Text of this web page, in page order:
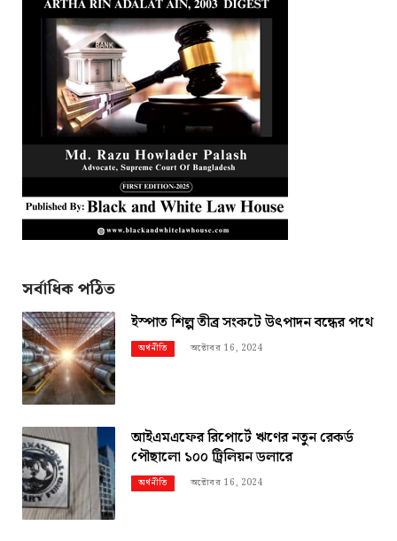
সর্বাধিক পঠিত
ইস্পাত শিল্প তীব্র সংকটে উৎপাদন বন্ধের পথে
অর্থনীতি অক্টোবর 16, 2024
আইএমএফের রিপোর্টে ঋণের নতুন রেকর্ড
পৌছালো ১০০ ট্রিলিয়ন ডলারে
অর্থনীতি অক্টোবর 16, 2024